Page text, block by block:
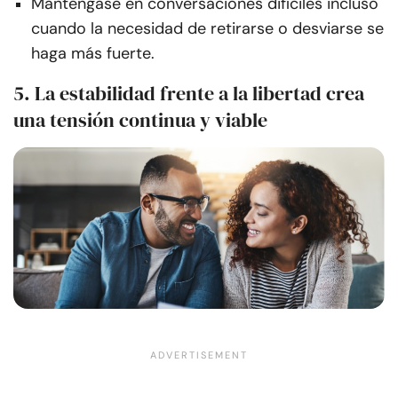
cuando la necesidad de retirarse o desviarse se
haga más fuerte.
5. La estabilidad frente a la libertad crea
una tensión continua y viable